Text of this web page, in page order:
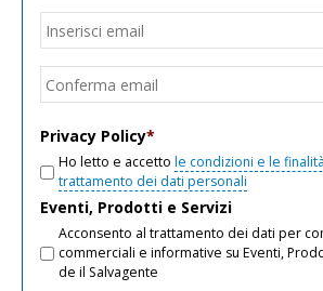
Email
Privacy Policy*
Ho letto e accetto le condizioni e le
trattamento dei dati personali
Eventi, Prodotti e Servizi
Acconsento al trattamento dei dati per
commerciali e informative su Eventi,
de il Salvagente